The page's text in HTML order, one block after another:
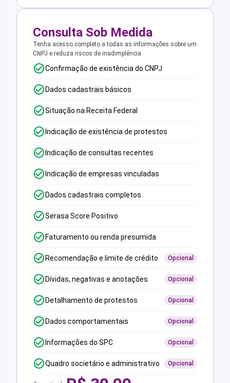
Consulta Sob Medida
Tenha acesso completo a todas as informações sobre um
CNPJ e reduza riscos de inadimplência.
Confirmação de existência do CNPJ
Dados cadastrais básicos
Situação na Receita Federal
Indicação de existência de protestos
Indicação de consultas recentes
Indicação de empresas vinculadas
Dados cadastrais completos
Serasa Score Positivo
Faturamento ou renda presumida
Recomendação e limite de crédito Opcional
Dívidas, negativas e anotações Opcional
Detalhamento de protestos Opcional
Dados comportamentais Opcional
Informações do SPC Opcional
Quadro societário e administrativo Opcional